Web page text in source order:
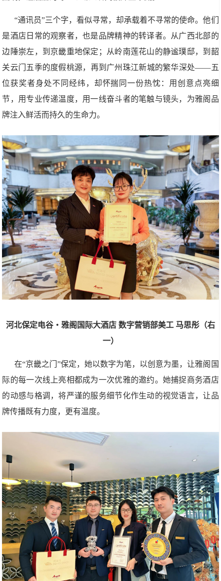
“通讯员”三个字，看似寻常，却承载着不寻常的使命。他们
是酒店日常的观察者，也是品牌精神的转译者。从广西北部的
边陲崇左，到京畿重地保定；从岭南莲花山的静谧璞邸，到韶
关云门五季的度假桃源，再到广州珠江新城的繁华深处——五
位获奖者身处不同经纬，却怀揣同一份热忱：用创意点亮细
节，用专业传递温度，用一线奋斗者的笔触与镜头，为雅阁品
牌注入鲜活而持久的生命力。
河北保定电谷・雅阁国际大酒店 数字营销部美工 马思彤（右
一）
在“京畿之门”保定，她以数字为笔，以创意为墨，让雅阁国
际的每一次线上亮相都成为一次优雅的邀约。她捕捉商务酒店
的动感与格调，将严谨的服务细节化作生动的视觉语言，让品
牌传播既有力度，更有温度。